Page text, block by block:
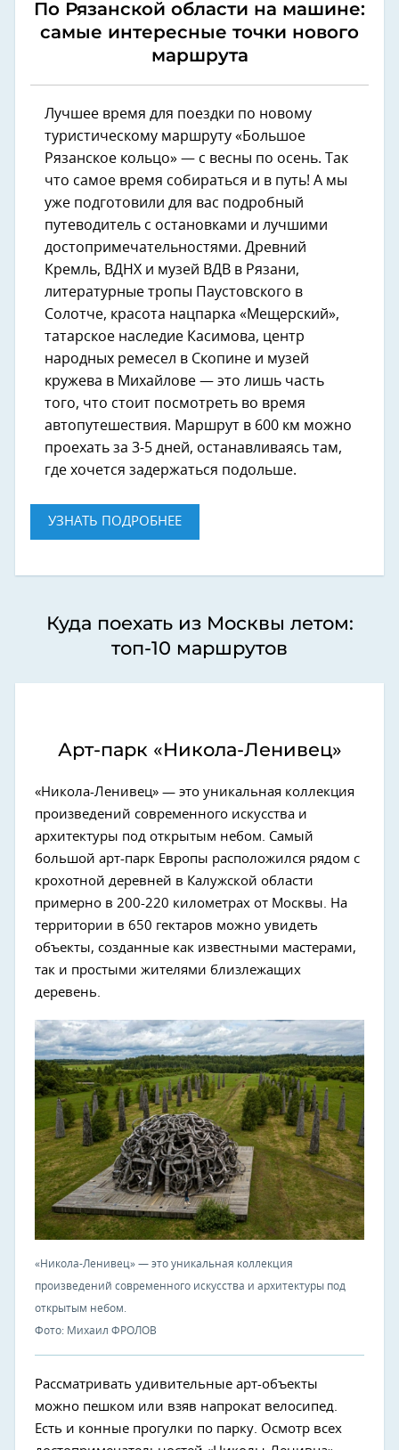
По Рязанской области на машине:
самые интересные точки нового
маршрута
Лучшее время для поездки по новому
туристическому маршруту «Большое
Рязанское кольцо» — с весны по осень. Так
что самое время собираться и в путь! А мы
уже подготовили для вас подробный
путеводитель с остановками и лучшими
достопримечательностями. Древний
Кремль, ВДНХ и музей ВДВ в Рязани,
литературные тропы Паустовского в
Солотче, красота нацпарка «Мещерский»,
татарское наследие Касимова, центр
народных ремесел в Скопине и музей
кружева в Михайлове — это лишь часть
того, что стоит посмотреть во время
автопутешествия. Маршрут в 600 км можно
проехать за 3-5 дней, останавливаясь там,
где хочется задержаться подольше.
УЗНАТЬ ПОДРОБНЕЕ
Куда поехать из Москвы летом:
топ-10 маршрутов
Арт-парк «Никола-Ленивец»
«Никола-Ленивец» — это уникальная коллекция
произведений современного искусства и
архитектуры под открытым небом. Самый
большой арт-парк Европы расположился рядом с
крохотной деревней в Калужской области
примерно в 200-220 километрах от Москвы. На
территории в 650 гектаров можно увидеть
объекты, созданные как известными мастерами,
так и простыми жителями близлежащих
деревень.
«Никола-Ленивец» — это уникальная коллекция
произведений современного искусства и архитектуры под
открытым небом.
Фото: Михаил ФРОЛОВ
Рассматривать удивительные арт-объекты
можно пешком или взяв напрокат велосипед.
Есть и конные прогулки по парку. Осмотр всех